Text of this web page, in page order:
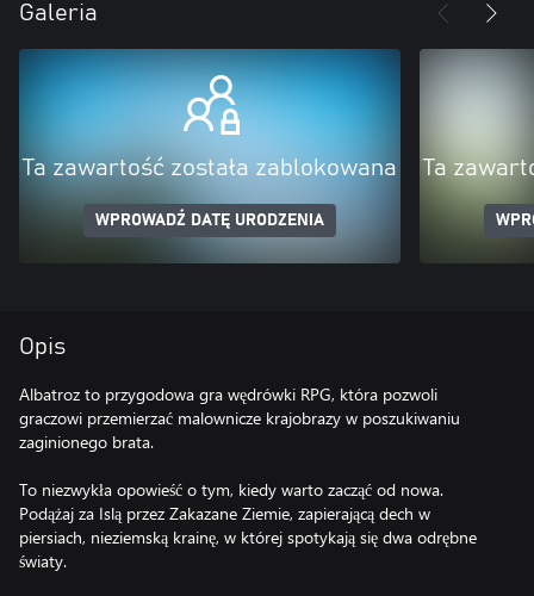
Galeria
Ta zawartość została zablokowana
WPROWADŹ DATĘ URODZENIA
Ta
Opis
Albatroz to przygodowa gra wędrówki RPG, która pozwoli
graczowi przemierzać malownicze krajobrazy w poszukiwaniu
zaginionego brata.
To niezwykła opowieść o tym, kiedy warto zacząć od nowa.
Podążaj za Islą przez Zakazane Ziemie, zapierającą dech w
piersiach, nieziemską krainę, w której spotykają się dwa odrębne
światy.